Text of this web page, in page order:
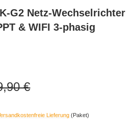
G2 Netz-Wechselrichter
& WIFI 3-phasig
€
Lieferung (Paket)